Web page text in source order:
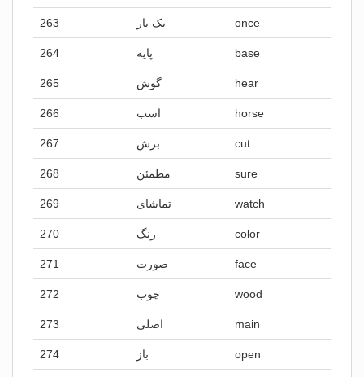
263 یک بار once
264 پایه base
265 گوش hear
266 اسب horse
267 برش cut
268 مطمئن sure
269 تماشای watch
270 رنگ color
271 صورت face
272 چوب wood
273 اصلی main
274 باز open